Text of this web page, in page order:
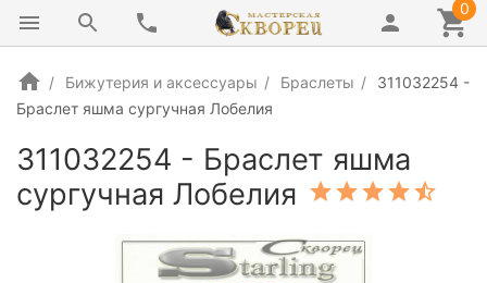
0
Бижутерия и аксессуары Браслеты
311032254 -
Браслет яшма сургучная Лобелия
311032254 - Браслет яшма
сургучная Лобелия